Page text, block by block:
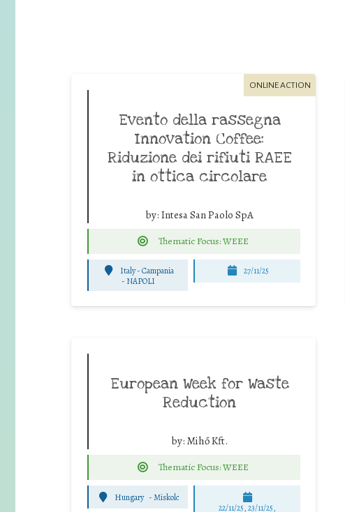
ONLINE ACTION
Evento della rassegna
Innovation Coffee:
Riduzione dei rifiuti RAEE
in ottica circolare
by: Intesa San Paolo SpA
Thematic Focus: WEEE
Italy - Campania
- NAPOLI
27/11/25
European Week for Waste
Reduction
by: Mihő Kft.
Thematic Focus: WEEE
Hungary -Miskolc
22/11/25,23/11/25,